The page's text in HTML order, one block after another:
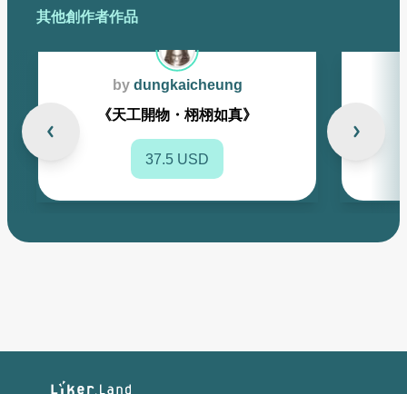
其他創作者作品
by dungkaicheung
《天工開物・栩栩如真》
37.5 USD